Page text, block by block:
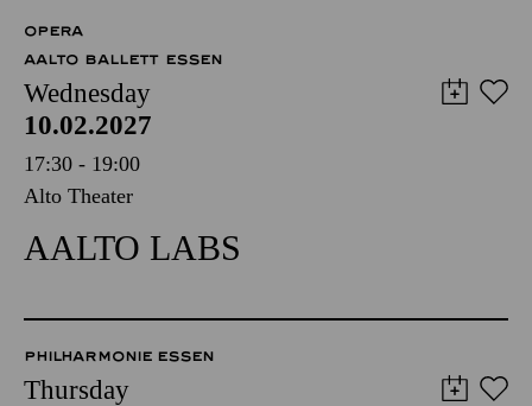
OPERA
AALTO BALLETT ESSEN
Wednesday
10.02.2027
17:30 - 19:00
Alto Theater
AALTO LABS
PHILHARMONIE ESSEN
Thursday